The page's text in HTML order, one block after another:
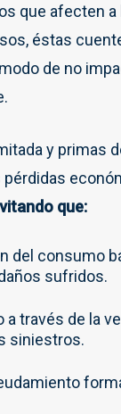
que afecten a
éstas
de no
y primas
que:
del consumo
sufridos.
través de la
siniestros.